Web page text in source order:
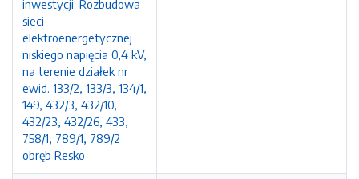
inwestycji: Rozbudowa
sieci
elektroenergetycznej
niskiego napięcia 0,4 kV,
na terenie działek nr
ewid. 133/2, 133/3, 134/1,
149, 432/3, 432/10,
432/23, 432/26, 433,
758/1, 789/1, 789/2
obręb Resko